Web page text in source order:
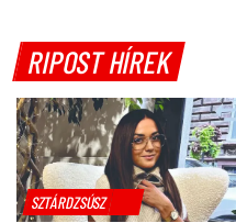
RIPOST HÍREK
SZTÁRDZSÚSZ